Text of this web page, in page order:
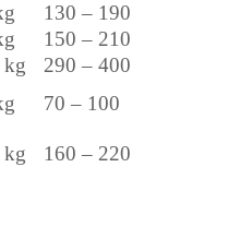
130 – 190
150 – 210
kg
290 – 400
70 – 100
kg 160 – 220